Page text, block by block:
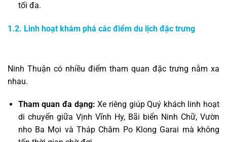
tối đa.
1.2. Linh hoạt khám phá các điểm du lịch đặc trưng
Ninh Thuận có nhiều điểm tham quan đặc trưng nằm xa
nhau.
Tham quan đa dạng: Xe riêng giúp Quý khách linh hoạt
di chuyển giữa Vịnh Vĩnh Hy, Bãi biển Ninh Chữ, Vườn
nho Ba Mọi và Tháp Chăm Po Klong Garai mà không